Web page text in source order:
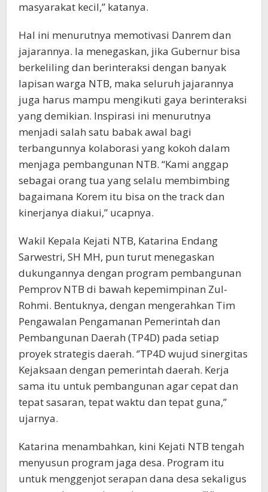
masyarakat kecil,” katanya.
Hal ini menurutnya memotivasi Danrem dan
jajarannya. Ia menegaskan, jika Gubernur bisa
berkeliling dan berinteraksi dengan banyak
lapisan warga NTB, maka seluruh jajarannya
juga harus mampu mengikuti gaya berinteraksi
yang demikian. Inspirasi ini menurutnya
menjadi salah satu babak awal bagi
terbangunnya kolaborasi yang kokoh dalam
menjaga pembangunan NTB. “Kami anggap
sebagai orang tua yang selalu membimbing
bagaimana Korem itu bisa on the track dan
kinerjanya diakui,” ucapnya.
Wakil Kepala Kejati NTB, Katarina Endang
Sarwestri, SH MH, pun turut menegaskan
dukungannya dengan program pembangunan
Pemprov NTB di bawah kepemimpinan Zul-
Rohmi. Bentuknya, dengan mengerahkan Tim
Pengawalan Pengamanan Pemerintah dan
Pembangunan Daerah (TP4D) pada setiap
proyek strategis daerah. ‘’TP4D wujud sinergitas
Kejaksaan dengan pemerintah daerah. Kerja
sama itu untuk pembangunan agar cepat dan
tepat sasaran, tepat waktu dan tepat guna,’’
ujarnya.
Katarina menambahkan, kini Kejati NTB tengah
menyusun program jaga desa. Program itu
untuk menggenjot serapan dana desa sekaligus